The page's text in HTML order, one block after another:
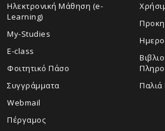
Ηλεκτρονική Μάθηση (e-
Learning)
My-Studies
E-class
Φοιτητικό Πάσο
Συγγράμματα
Webmail
Πέργαμος
Παλιά